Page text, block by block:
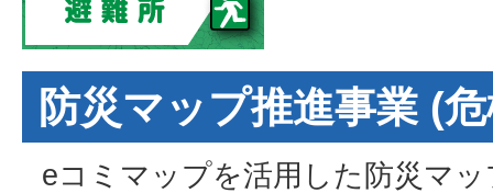
防災マップ推進事業 (
eコミマップを活用した防災マ